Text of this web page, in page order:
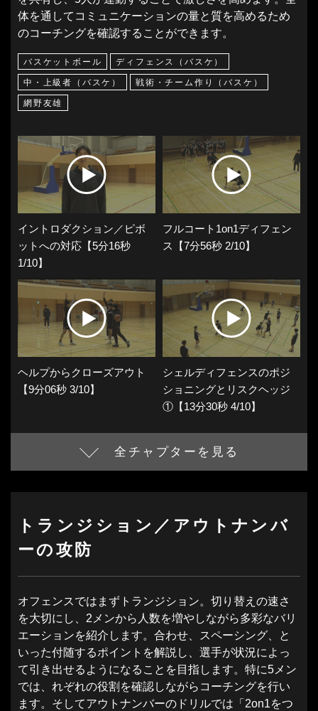
体を通してコミュニケーションの量と質を高めるため
のコーチングを確認することができます。
バスケットボール ディフェンス（バスケ）
中・上級者（バスケ） 戦術・チーム作り（バスケ）
網野友雄
イントロダクション／ピボ
ットへの対応【5分16秒
1/10】
フルコート1on1ディフェン
ス【7分56秒 2/10】
ヘルプからクローズアウト
【9分06秒 3/10】
シェルディフェンスのポジ
ショニングとリスクヘッジ
①【13分30秒 4/10】
全チャプターを見る
トランジション／アウトナンバ
ーの攻防
オフェンスではまずトランジション。切り替えの速さ
を大切にし、2メンから人数を増やしながら多彩なバリ
エーションを紹介します。合わせ、スペーシング、と
いった付随するポイントを解説し、選手が状況によっ
て引き出せるようになることを目指します。特に5メン
では、れぞれの役割を確認しながらコーチングを行い
ます。そしてアウトナンバーのドリルでは「2on1をつ